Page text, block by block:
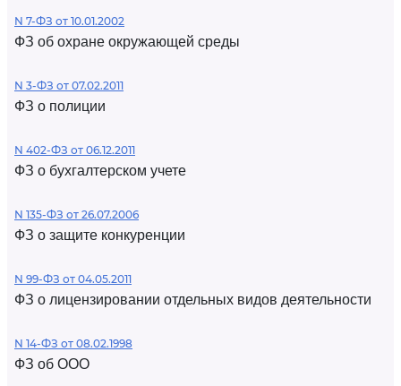
N 7-ФЗ от 10.01.2002
ФЗ об охране окружающей среды
N 3-ФЗ от 07.02.2011
ФЗ о полиции
N 402-ФЗ от 06.12.2011
ФЗ о бухгалтерском учете
N 135-ФЗ от 26.07.2006
ФЗ о защите конкуренции
N 99-ФЗ от 04.05.2011
ФЗ о лицензировании отдельных видов деятельности
N 14-ФЗ от 08.02.1998
ФЗ об ООО